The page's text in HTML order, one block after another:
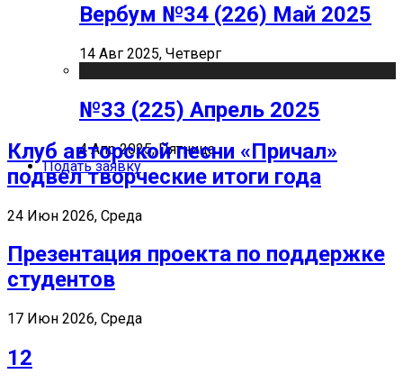
Вербум №34 (226) Май 2025
14 Авг 2025, Четверг
№33 (225) Апрель 2025
4 Апр 2025, Пятница
Подать заявку
Клуб авторской песни «Причал»
подвел творческие итоги года
24 Июн 2026, Среда
Презентация проекта по поддержке
студентов
17 Июн 2026, Среда
12